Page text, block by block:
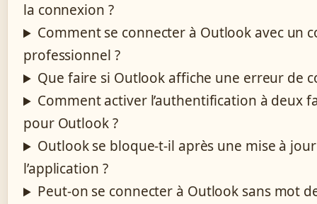
la connexion ?
Comment se connecter à Outlook avec un
professionnel ?
Que faire si Outlook affiche une erreur de
Comment activer l’authentification à deux
pour Outlook ?
Outlook se bloque-t-il après une mise à
l’application ?
Peut-on se connecter à Outlook sans mot